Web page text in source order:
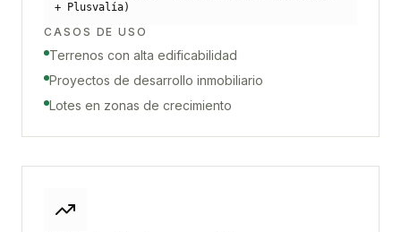
+ Plusvalía)
CASOS DE USO
Terrenos con alta edificabilidad
Proyectos de desarrollo inmobiliario
Lotes en zonas de crecimiento